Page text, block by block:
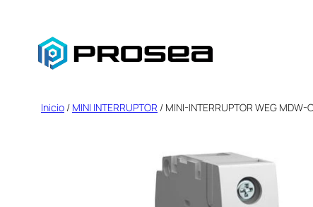
contenido
Inicio / MINI INTERRUPTOR / MINI-INTERRUPTOR WEG MDW-